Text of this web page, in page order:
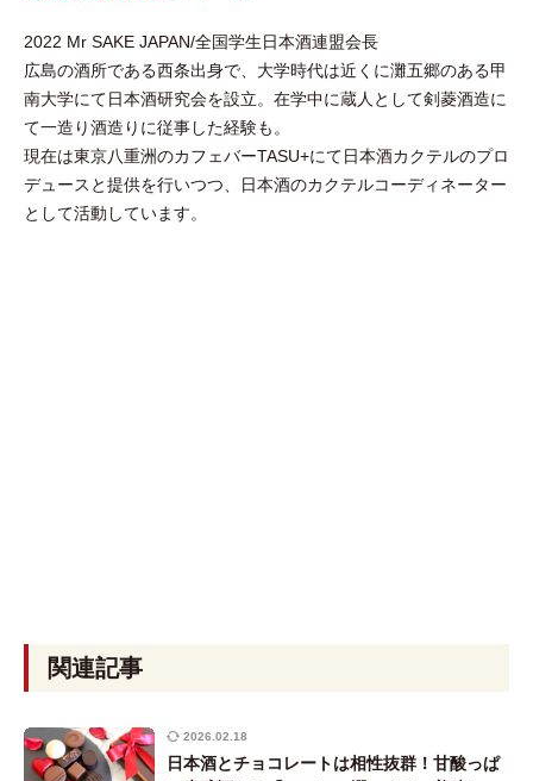
2022 Mr SAKE JAPAN/全国学生日本酒連盟会長
広島の酒所である西条出身で、大学時代は近くに灘五郷のある甲
南大学にて日本酒研究会を設立。在学中に蔵人として剣菱酒造に
て一造り酒造りに従事した経験も。
現在は東京八重洲のカフェバーTASU+にて日本酒カクテルのプロ
デュースと提供を行いつつ、日本酒のカクテルコーディネーター
として活動しています。
関連記事
2026.02.18
日本酒とチョコレートは相性抜群！甘酸っぱ